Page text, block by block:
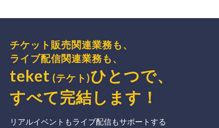
チケット販売関連業務も、
ライブ配信関連業務も、
teket (テケト)ひとつで、
すべて完結 します ！
リアルイベントもライブ配信もサポートする